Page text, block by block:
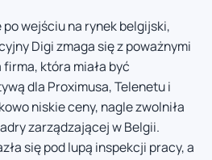
wejściu na rynek belgijski,
Digi zmaga się z poważnymi
która miała być
dla Proximusa, Telenetu i
niskie ceny, nagle zwolniła
zarządzającej w Belgii.
się pod lupą inspekcji pracy, a